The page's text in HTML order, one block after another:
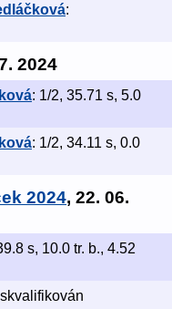
:
2024
: 1/2, 35.71 s, 5.0
: 1/2, 34.11 s, 0.0
2024, 22. 06.
s, 10.0 tr. b., 4.52